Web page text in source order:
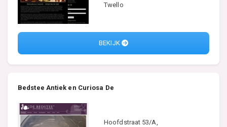
Twello
BEKIJK
Bedstee Antiek en Curiosa De
Hoofdstraat 53/A,